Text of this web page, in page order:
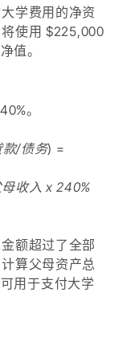
学费用的净资
使用 $225,000
值。
。
款/债务) =
母收入 x 240%
额超过了全部
算父母资产总
用于支付大学